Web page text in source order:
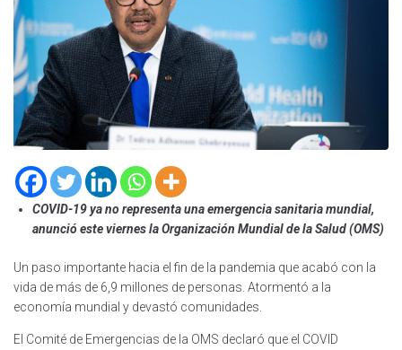
COVID-19 ya no representa una emergencia sanitaria mundial,
anunció este viernes la Organización Mundial de la Salud (OMS)
Un paso importante hacia el fin de la pandemia que acabó con la
vida de más de 6,9 millones de personas. Atormentó a la
economía mundial y devastó comunidades.
El Comité de Emergencias de la OMS declaró que el COVID